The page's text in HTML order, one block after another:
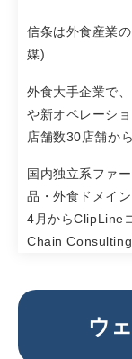
信条は外食産業
媒)
外食大手企業で
や新オペレーシ
店舗数30店舗か
国内独立系ファ
品・外食ドメイ
4月からClipLine
Chain Consulting
ウ